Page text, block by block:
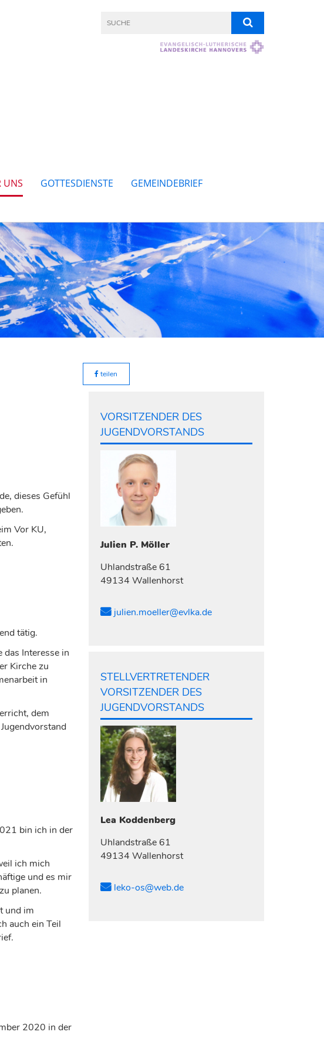
UNS GOTTESDIENSTE
GEMEINDEBRIEF
teilen
dieses Gefühl
Vor KU,
tätig.
Interesse in
Kirche zu
in
dem
bin ich in der
ich mich
und es mir
planen.
und im
auch ein Teil
2020 in der
VORSITZENDER DES
JUGENDVORSTANDS
Julien P. Möller
Uhlandstraße 61
49134 Wallenhorst
julien.moeller@evlka.de
STELLVERTRETENDER
VORSITZENDER DES
JUGENDVORSTANDS
Lea Koddenberg
Uhlandstraße 61
49134 Wallenhorst
leko-os@web.de